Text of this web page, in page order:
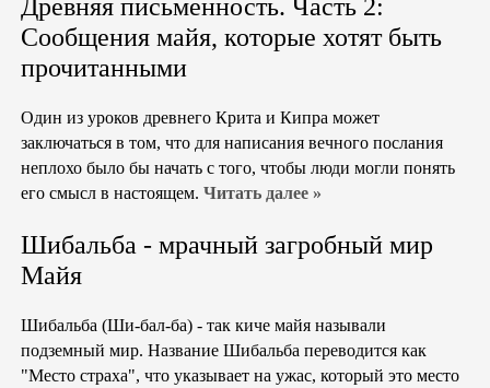
Древняя письменность. Часть 2:
Сообщения майя, которые хотят быть
прочитанными
Один из уроков древнего Крита и Кипра может
заключаться в том, что для написания вечного послания
неплохо было бы начать с того, чтобы люди могли понять
его смысл в настоящем. Читать далее »
Шибальба - мрачный загробный мир
Майя
Шибальба (Ши-бал-ба) - так киче майя называли
подземный мир. Название Шибальба переводится как
"Место страха", что указывает на ужас, который это место